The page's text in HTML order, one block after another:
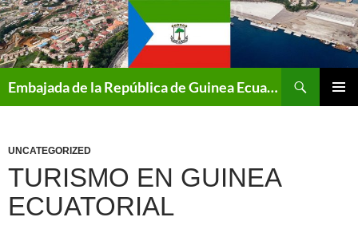
Embajada de la República de Guinea Ecuatorial en Berlin
UNCATEGORIZED
TURISMO EN GUINEA
ECUATORIAL